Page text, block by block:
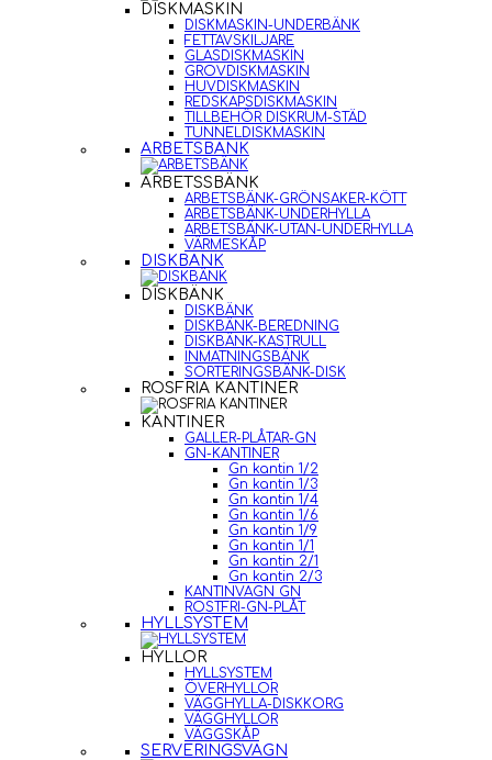
DISKMASKIN
DISKMASKIN-UNDERBÄNK
FETTAVSKILJARE
GLASDISKMASKIN
GROVDISKMASKIN
HUVDISKMASKIN
REDSKAPSDISKMASKIN
TILLBEHÖR DISKRUM-STÄD
TUNNELDISKMASKIN
ARBETSBÄNK
ARBETSSBÄNK
ARBETSBÄNK-GRÖNSAKER-KÖTT
ARBETSBÄNK-UNDERHYLLA
ARBETSBÄNK-UTAN-UNDERHYLLA
VÄRMESKÅP
DISKBÄNK
DISKBÄNK
DISKBÄNK
DISKBÄNK-BEREDNING
DISKBÄNK-KASTRULL
INMATNINGSBÄNK
SORTERINGSBÄNK-DISK
ROSFRIA KANTINER
KANTINER
GALLER-PLÅTAR-GN
GN-KANTINER
Gn kantin 1/2
Gn kantin 1/3
Gn kantin 1/4
Gn kantin 1/6
Gn kantin 1/9
Gn kantin 1/1
Gn kantin 2/1
Gn kantin 2/3
KANTINVAGN GN
ROSTFRI-GN-PLÅT
HYLLSYSTEM
HYLLOR
HYLLSYSTEM
ÖVERHYLLOR
VÄGGHYLLA-DISKKORG
VÄGGHYLLOR
VÄGGSKÅP
SERVERINGSVAGN